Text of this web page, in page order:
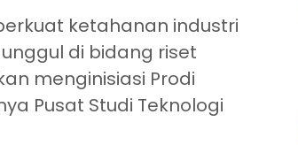
ketahanan industri
di bidang riset
menginisiasi Prodi
Pusat Studi Teknologi